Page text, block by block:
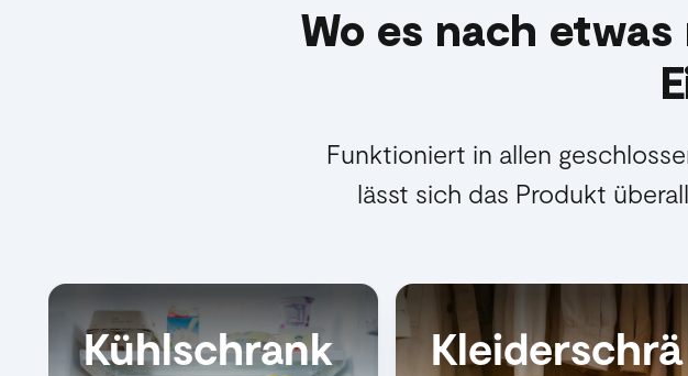
Wo es nach
Funktioniert in allen
lässt sich das Produkt
Kühlschrank
Kleiderschrä